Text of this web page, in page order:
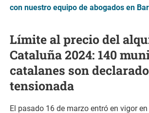
con nuestro equipo de abogados en
Límite al precio del
Cataluña 2024: 140
catalanes son
tensionada
El pasado 16 de marzo entró en vigor